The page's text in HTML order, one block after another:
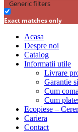
Generic filters
Exact matches only
Acasa
Despre noi
Catalog
Informatii utile
Livrare
Garantie
Cum
Cum
Ecopiese –
Cariera
Contact